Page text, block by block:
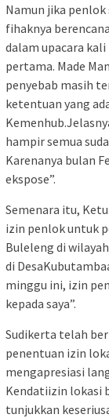
Namun jika
fihaknya
dalam upacara
pertama. Made
penyebab masih
ketentuan yang
hampir semua
Karenanya bulan
ekspose”.
Semenara itu,
izin penlok untuk
Buleleng di
di
minggu ini, izin
kepada saya”.
Sudikerta telah
penentuan izin
mengapresiasi
Kendatiizin lokasi
tunjukkan